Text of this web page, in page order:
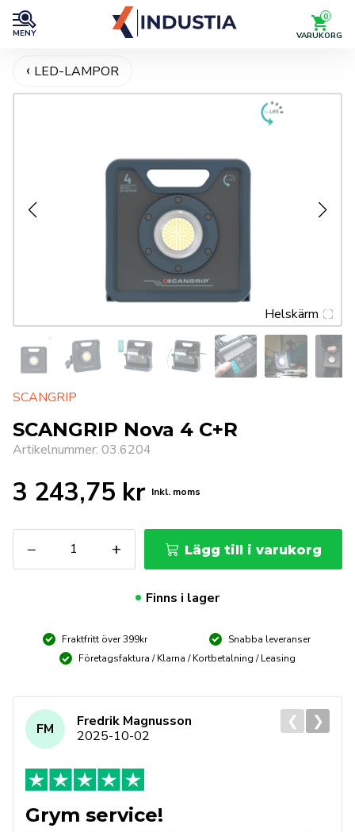
MENY
0
VARUKORG
LED-LAMPOR
Helskärm
SCANGRIP
SCANGRIP Nova 4 C+R
Artikelnummer: 03.6204
3 243,75 kr Inkl. moms
−
Nova
4
+ Lägg till i varukorg
Finns i lager
Fraktfritt över 399kr
Snabba leveranser
Företagsfaktura / Klarna / Kortbetalning / Leasing
FM
Fredrik Magnusson
2025-10-02
Grym service!
❮ ❯